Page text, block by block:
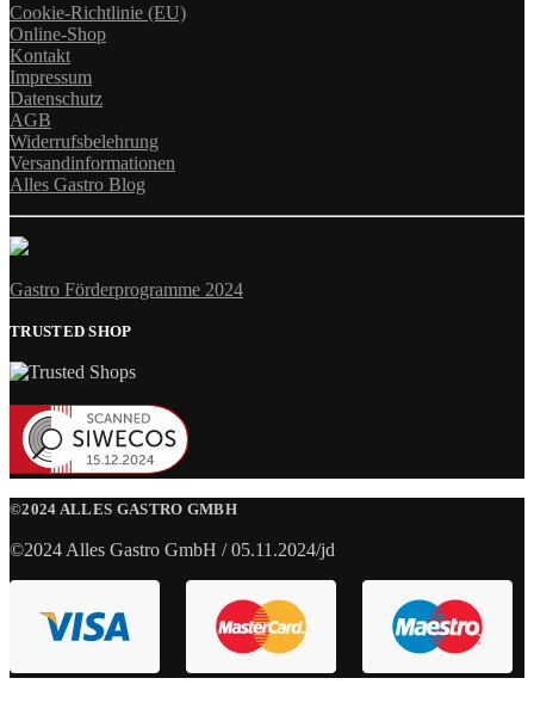
Cookie-Richtlinie (EU)
Online-Shop
Kontakt
Impressum
Datenschutz
AGB
Widerrufsbelehrung
Versandinformationen
Alles Gastro Blog
Gastro Förderprogramme 2024
TRUSTED SHOP
©2024 ALLES GASTRO GMBH
©2024 Alles Gastro GmbH / 05.11.2024/jd